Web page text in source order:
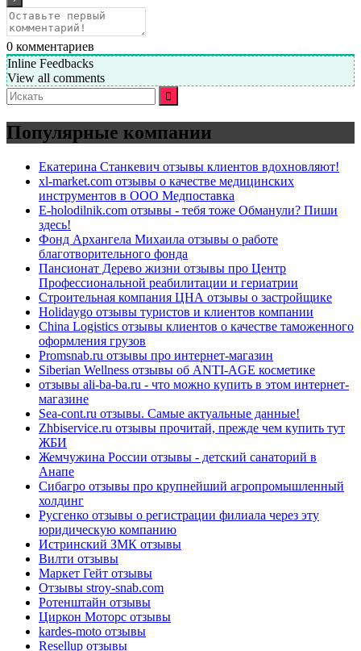
0 комментариев
Inline Feedbacks
View all comments
Искать:
Популярные компании
Екатерина Станкевич отзывы клиентов вдохновляют!
xl-market.com отзывы о качестве медицинских
инструментов в ООО Медпоставка
E-holodilnik.com отзывы - тебя тоже Обманули? Пиши
здесь!
Фонд Архангела Михаила отзывы о работе
благотворительного фонда
Пансионат Дерево жизни отзывы про Центр
Профессиональной реабилитации и гериатрии
Строительная компания ЦНА отзывы о застройщике
Holidaygo отзывы туристов и клиентов компании
China Logistics отзывы клиентов о качестве таможенного
оформления грузов
Promsnab.ru отзывы про интернет-магазин
Siberian Wellness отзывы об ANTI-AGE косметике
отзывы ali-ba-ba.ru - что можно купить в этом интернет-
магазине
Sea-cont.ru отзывы. Самые актуальные данные!
Zhbiservice.ru отзывы прочитай, прежде чем купить тут
ЖБИ
Жемчужина России отзывы - детский санаторий в
Анапе
Сибагро отзывы про крупнейший агропромышленный
холдинг
Русгенко отзывы о регистрации филиала через эту
юридическую компанию
Истринский ЗМК отзывы
Вилти отзывы
Маркет Гейт отзывы
Отзывы stroy-snab.com
Ротенштайн отзывы
Циркон Моторс отзывы
kardes-moto отзывы
Resellup отзывы